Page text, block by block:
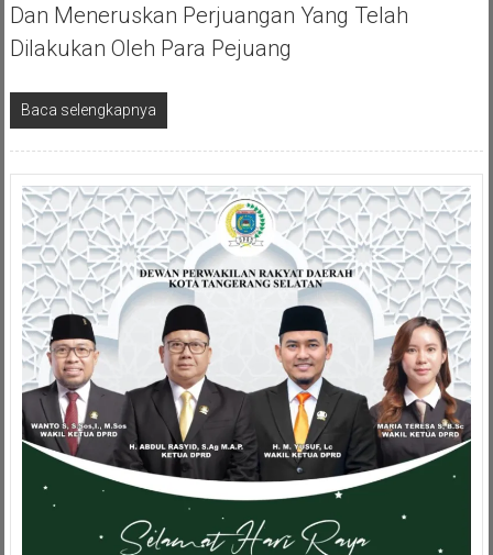
Dan Meneruskan Perjuangan Yang Telah
Dilakukan Oleh Para Pejuang
Baca selengkapnya